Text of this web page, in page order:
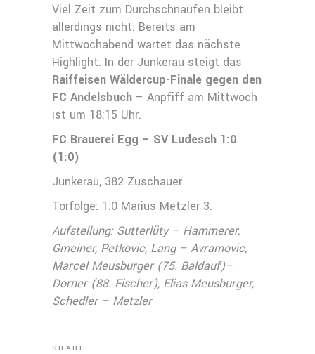
Viel Zeit zum Durchschnaufen bleibt
allerdings nicht: Bereits am
Mittwochabend wartet das nächste
Highlight. In der Junkerau steigt das
Raiffeisen Wäldercup-Finale gegen den
FC Andelsbuch – Anpfiff am Mittwoch
ist um 18:15 Uhr.
FC Brauerei Egg – SV Ludesch 1:0
(1:0)
Junkerau, 382 Zuschauer
Torfolge: 1:0 Marius Metzler 3.
Aufstellung: Sutterlüty – Hammerer,
Gmeiner, Petkovic, Lang – Avramovic,
Marcel Meusburger (75. Baldauf)–
Dorner (88. Fischer), Elias Meusburger,
Schedler – Metzler
SHARE